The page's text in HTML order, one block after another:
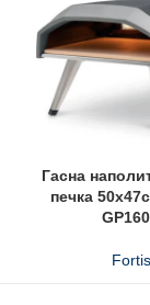
Гасна
печка
Fortis